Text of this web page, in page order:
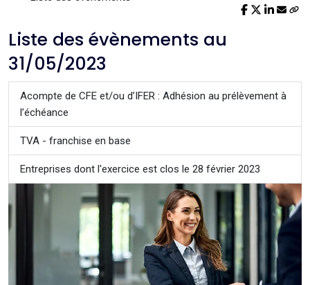
Liste des évènements au
31/05/2023
Acompte de CFE et/ou d’IFER : Adhésion au prélèvement à
l’échéance
TVA - franchise en base
Entreprises dont l'exercice est clos le 28 février 2023